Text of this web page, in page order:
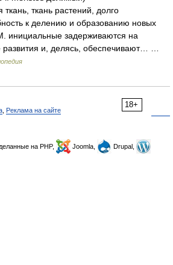
ткань растений, долго
к делению и образованию новых
инициальные задерживаются на
и, делясь, обеспечивают… …
18+
Реклама на сайте
на PHP, Joomla,
Drupal,